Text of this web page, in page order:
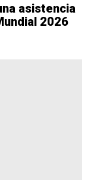
asistencia
2026